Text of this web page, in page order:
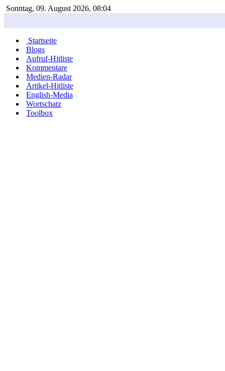
Sonntag, 09. August 2026, 08:04
Startseite
Blogs
Aufruf-Hitliste
Kommentare
Medien-Radar
Artikel-Hitliste
English-Media
Wortschatz
Toolbox